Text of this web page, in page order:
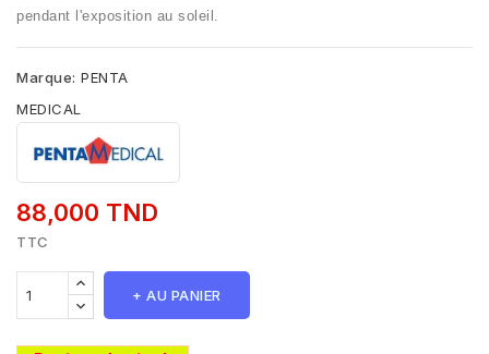
pendant l'exposition au soleil.
Marque: PENTA
MEDICAL
88,000 TND
TTC
+ AU PANIER